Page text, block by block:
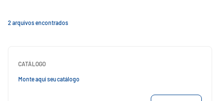
2 arquivos encontrados
CATÁLOGO
Monte aqui seu catálogo